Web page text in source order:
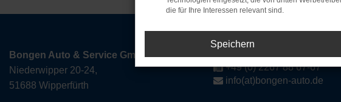
Bongen Auto & Service GmbH
Niederwipper 20-24,
51688 Wipperfürth
+49 (0) 2267 88 67-67
info(at)bongen-auto.de
die für Ihre Interessen relevant sind.
Speichern